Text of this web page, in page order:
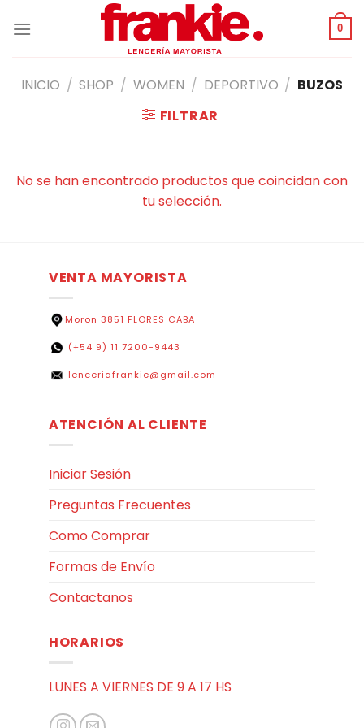
0
INICIO / SHOP / WOMEN / DEPORTIVO / BUZOS
FILTRAR
No se han encontrado productos que coincidan con
tu selección.
VENTA MAYORISTA
Moron 3851 FLORES CABA
(+54 9) 11 7200-9443
lenceriafrankie@gmail.com
ATENCIÓN AL CLIENTE
Iniciar Sesión
Preguntas Frecuentes
Como Comprar
Formas de Envío
Contactanos
HORARIOS
LUNES A VIERNES DE 9 A 17 HS